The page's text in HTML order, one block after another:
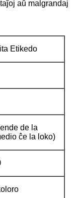
aŭ malgrandaj
Etikedo
de la
ĉe la loko)